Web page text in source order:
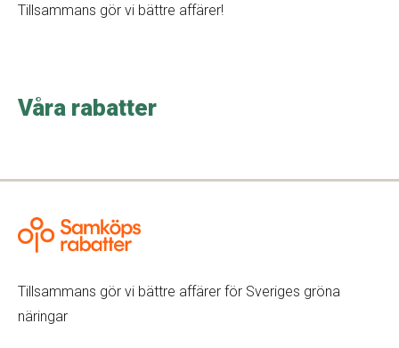
Tillsammans gör vi bättre affärer!
Våra rabatter
Tillsammans gör vi bättre affärer för Sveriges gröna
näringar